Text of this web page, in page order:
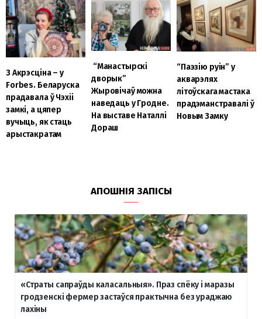
З Акрэсціна – у
Forbes. Беларуска
прадавала ў Чэхіі
замкі, а цяпер
вучыць, як стаць
арыстакратам
“Манастырскі
дворык”
Жыровічаў можна
наведаць у Гродне.
На выставе Наталлі
Дораш
“Паэзію руін” у
акварэлях
літоўскага мастака
прадэманстравалі ў
Новым Замку
АПОШНІЯ ЗАПІСЫ
«Страты сапраўды каласальныя». Праз спёку і маразы
гродзенскі фермер застаўся практычна без ураджаю
лахіны